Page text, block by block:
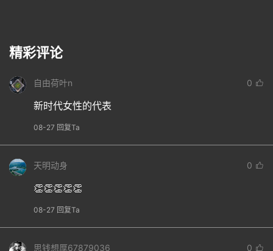
精彩评论
自由荷叶n 0
新时代女性的代表
08-27 回复Ta
天明动身 0
👏👏👏👏👏
08-27 回复Ta
思钱想厚67879036 0